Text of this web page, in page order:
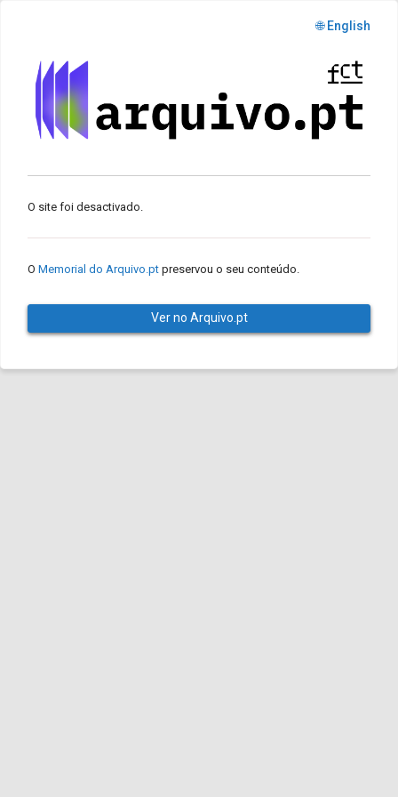
🌐 English
O site foi desactivado.
O Memorial do Arquivo.pt preservou o seu conteúdo.
Ver no Arquivo.pt